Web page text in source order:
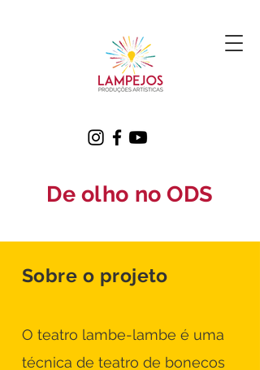
De olho no ODS
Sobre o projeto
O teatro lambe-lambe é uma
técnica de teatro de bonecos